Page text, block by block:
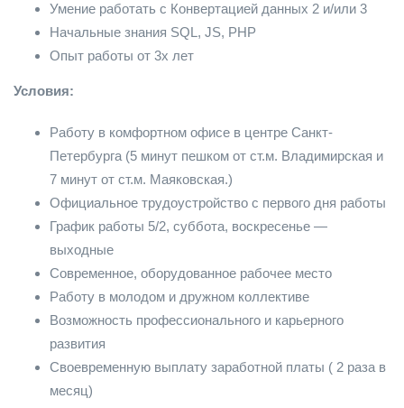
Умение работать с Конвертацией данных 2 и/или 3
Начальные знания SQL, JS, PHP
Опыт работы от 3х лет
Условия:
Работу в комфортном офисе в центре Санкт-
Петербурга (5 минут пешком от ст.м. Владимирская и
7 минут от ст.м. Маяковская.)
Официальное трудоустройство с первого дня работы
График работы 5/2, суббота, воскресенье —
выходные
Современное, оборудованное рабочее место
Работу в молодом и дружном коллективе
Возможность профессионального и карьерного
развития
Своевременную выплату заработной платы ( 2 раза в
месяц)